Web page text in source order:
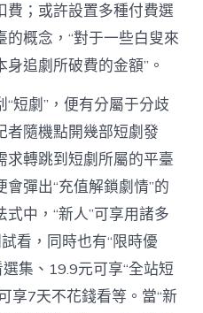
費；或許設置多種付費選
概念，“對于一些白叟來
追劇所破費的金額”。
短劇”，便有分屬于分歧
者隨機點開幾部短劇發
求轉跳到短劇所屬的平臺
彈出“充值解鎖劇情”的
中，“新人”可享用諸多
看，同時也有“限時優
集、19.9元可享“全站短
享7天不花錢看等。當“新